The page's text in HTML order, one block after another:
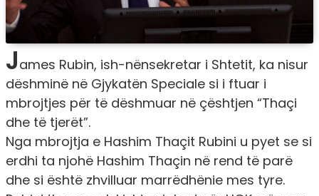
James Rubin, ish-nënsekretar i Shtetit, ka nisur
dëshminë në Gjykatën Speciale si i ftuar i
mbrojtjes për të dëshmuar në çështjen “Thaçi
dhe të tjerët”.
Nga mbrojtja e Hashim Thaçit Rubini u pyet se si
erdhi ta njohë Hashim Thaçin në rend të parë
dhe si është zhvilluar marrëdhënie mes tyre.